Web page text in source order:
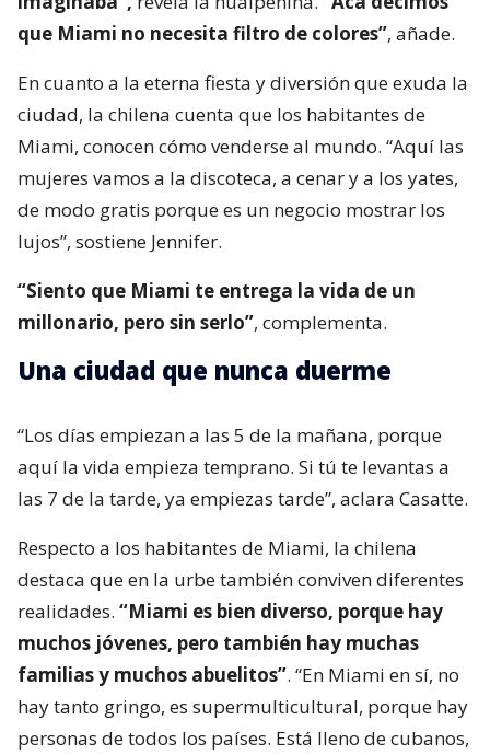
que Miami no necesita filtro de colores”, añade.
En cuanto a la eterna fiesta y diversión que exuda la
ciudad, la chilena cuenta que los habitantes de
Miami, conocen cómo venderse al mundo. “Aquí las
mujeres vamos a la discoteca, a cenar y a los yates,
de modo gratis porque es un negocio mostrar los
lujos”, sostiene Jennifer.
“Siento que Miami te entrega la vida de un
millonario, pero sin serlo”, complementa.
Una ciudad que nunca duerme
“Los días empiezan a las 5 de la mañana, porque
aquí la vida empieza temprano. Si tú te levantas a
las 7 de la tarde, ya empiezas tarde”, aclara Casatte.
Respecto a los habitantes de Miami, la chilena
destaca que en la urbe también conviven diferentes
realidades. “Miami es bien diverso, porque hay
muchos jóvenes, pero también hay muchas
familias y muchos abuelitos”. “En Miami en sí, no
hay tanto gringo, es supermulticultural, porque hay
personas de todos los países. Está lleno de cubanos,